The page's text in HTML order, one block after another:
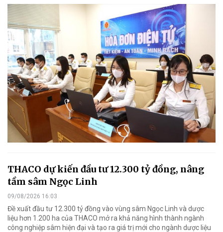
THACO dự kiến đầu tư 12.300 tỷ đồng, nâng
tầm sâm Ngọc Linh
09/08/2026 16:03
Đề xuất đầu tư 12.300 tỷ đồng vào vùng sâm Ngọc Linh và dược
liệu hơn 1.200 ha của THACO mở ra khả năng hình thành ngành
công nghiệp sâm hiện đại và tạo ra giá trị mới cho ngành dược liệu